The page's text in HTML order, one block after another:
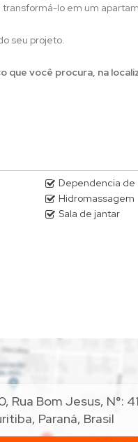
lo em um
seu projeto.
que você procura, na
Dependencia de
Hidromassagem
Sala de jantar
, Rua Bom Jesus, N°: 41
, Paraná, Brasil